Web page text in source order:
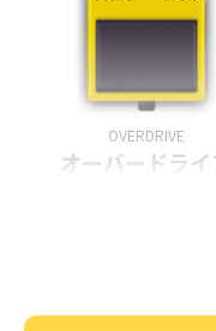
OVERDRIVE
オーバードラ